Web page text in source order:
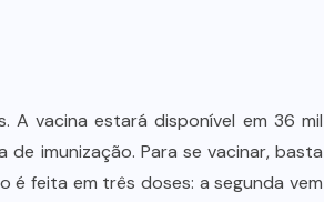
A vacina estará disponível em 36 mil
imunização. Para se vacinar, basta
feita em três doses: a segunda vem